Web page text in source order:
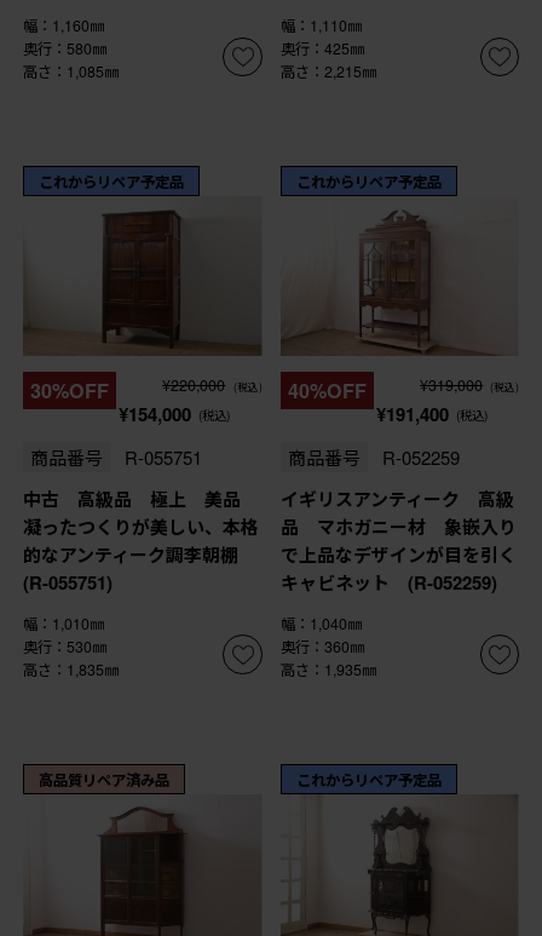
幅：1,160㎜
奥行：580㎜
高さ：1,085㎜
幅：1,110㎜
奥行：425㎜
高さ：2,215㎜
これからリペア予定品
30%OFF ¥220,000 (税込)
¥154,000 (税込)
商品番号 R-055751
中古 高級品 極上 美品
凝ったつくりが美しい、本格
的なアンティーク調李朝棚
(R-055751)
幅：1,010㎜
奥行：530㎜
高さ：1,835㎜
これからリペア予定品
40%OFF ¥319,000 (税込)
¥191,400 (税込)
商品番号 R-052259
イギリスアンティーク 高級
品 マホガニー材 象嵌入り
で上品なデザインが目を引く
キャビネット (R-052259)
幅：1,040㎜
奥行：360㎜
高さ：1,935㎜
高品質リペア済み品 これからリペア予定品